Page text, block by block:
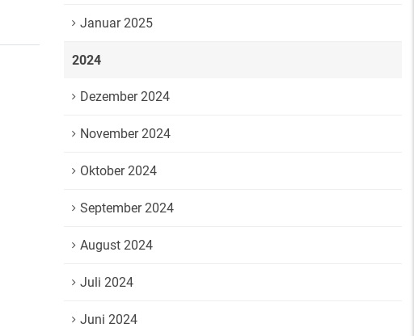
Januar 2025
2024
Dezember 2024
November 2024
Oktober 2024
September 2024
August 2024
Juli 2024
Juni 2024